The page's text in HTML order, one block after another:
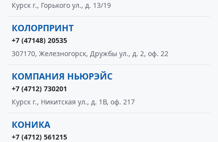
Курск г., Горького ул., д. 13/19
КОЛОРПРИНТ
+7 (47148) 20535
307170, Железногорск, Дружбы ул., д. 2, оф. 22
КОМПАНИЯ НЬЮРЭЙС
+7 (4712) 730201
Курск г., Никитская ул., д. 1В, оф. 217
КОНИКА
+7 (4712) 561215